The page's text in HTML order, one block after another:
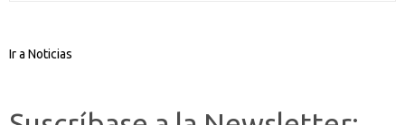
Ir a Noticias